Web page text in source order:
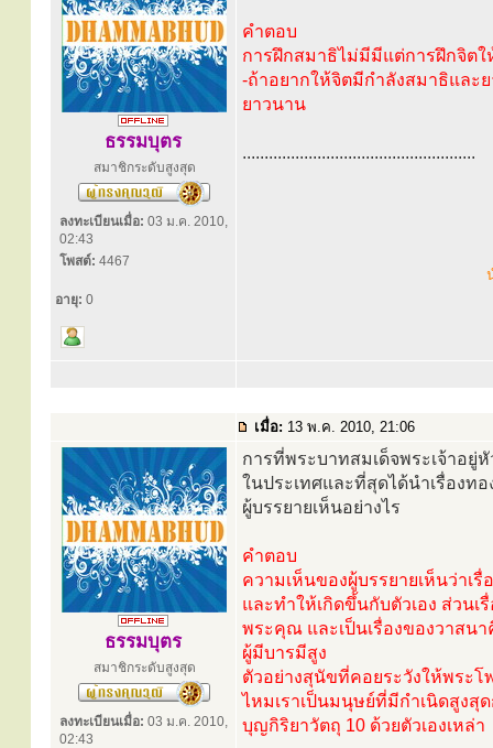
ธรรมบุตร
สมาชิกระดับสูงสุด
ลงทะเบียนเมื่อ: 03 ม.ค. 2010,
02:43
โพสต์: 4467
อายุ: 0
คำตอบ
การฝึกสมาธิไม่มีมีแต่การฝึกจิต
-ถ้าอยากให้จิตมีกำลังสมาธิและ
ยาวนาน
.....................................................
เมื่อ: 13 พ.ค. 2010, 21:06
ธรรมบุตร
สมาชิกระดับสูงสุด
ลงทะเบียนเมื่อ: 03 ม.ค. 2010,
02:43
การที่พระบาทสมเด็จพระเจ้าอยู่
ในประเทศและที่สุดได้นำเรื่องท
ผู้บรรยายเห็นอย่างไร
คำตอบ
ความเห็นของผู้บรรยายเห็นว่าเ
และทำให้เกิดขึ้นกับตัวเอง ส่วน
พระคุณ และเป็นเรื่องของวาสน
ผู้มีบารมีสูง
ตัวอย่างสุนัขที่คอยระวังให้พระโ
ไหมเราเป็นมนุษย์ที่มีกำเนิดสูงสุ
บุญกิริยาวัตถุ 10 ด้วยตัวเองเหล่า